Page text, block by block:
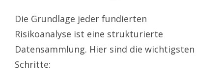
Die Grundlage jeder fundierten
Risikoanalyse ist eine strukturierte
Datensammlung. Hier sind die wichtigsten
Schritte: